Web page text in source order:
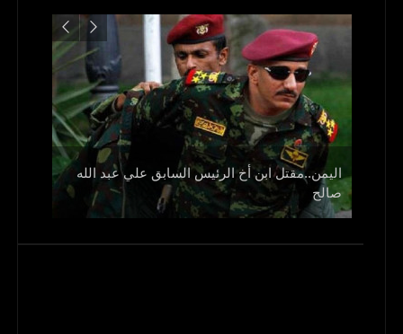
اليمن..مقتل ابن أخ الرئيس السابق علي عبد الله
صالح